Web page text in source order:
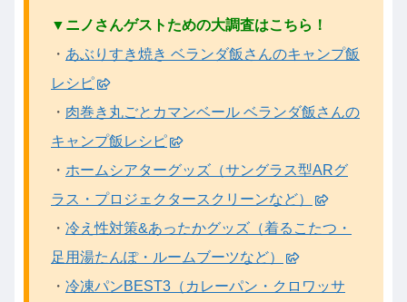
▼ニノさんゲストための大調査はこちら！
・ あぶりすき焼き ベランダ飯さんのキャンプ飯
レシピ
・ 肉巻き丸ごとカマンベール ベランダ飯さんの
キャンプ飯レシピ
・ ホームシアターグッズ（サングラス型ARグ
ラス・プロジェクタースクリーンなど）
・ 冷え性対策&あったかグッズ（着るこたつ・
足用湯たんぽ・ルームブーツなど）
・ 冷凍パンBEST3（カレーパン・クロワッサ